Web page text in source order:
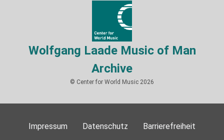
Wolfgang Laade Music of Man
Archive
© Center for World Music 2026
Impressum Datenschutz Barrierefreiheit